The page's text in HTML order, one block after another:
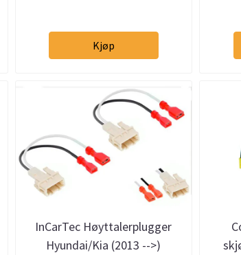
Kjøp
InCarTec Høyttalerplugger
Hyundai/Kia (2013 -->)